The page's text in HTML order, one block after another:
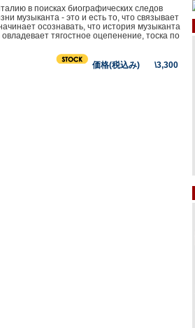
в поисках биографических следов
музыканта - это и есть то, что связывает
осознавать, что история музыканта
тягостное оцепенение, тоска по
価格(税込み) \3,300